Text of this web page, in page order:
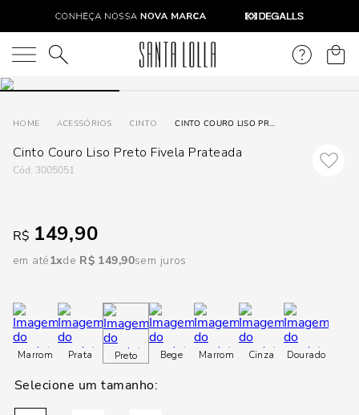
O que você está procurando?
ACESSÓRIOS CINTO CINTO COURO LISO PRETO FIVELA PRATEADA
Cinto Couro Liso Preto Fivela Prateada
: 3005051
R$ 149,90
em até1 R$ 149,90sem juros
Marrom Prata Preto Bege Marrom Cinza Dourado